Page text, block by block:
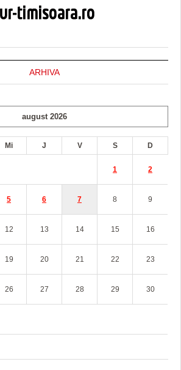
ARHIVA
august 2026
Mi J V S D
1 2
5 6 7 8 9
12 13 14 15 16
19 20 21 22 23
26 27 28 29 30